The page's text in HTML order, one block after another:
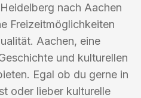
nach Aachen
Freizeitmöglichkeiten
Aachen, eine
und kulturellen
Egal ob du gerne in
oder lieber kulturelle